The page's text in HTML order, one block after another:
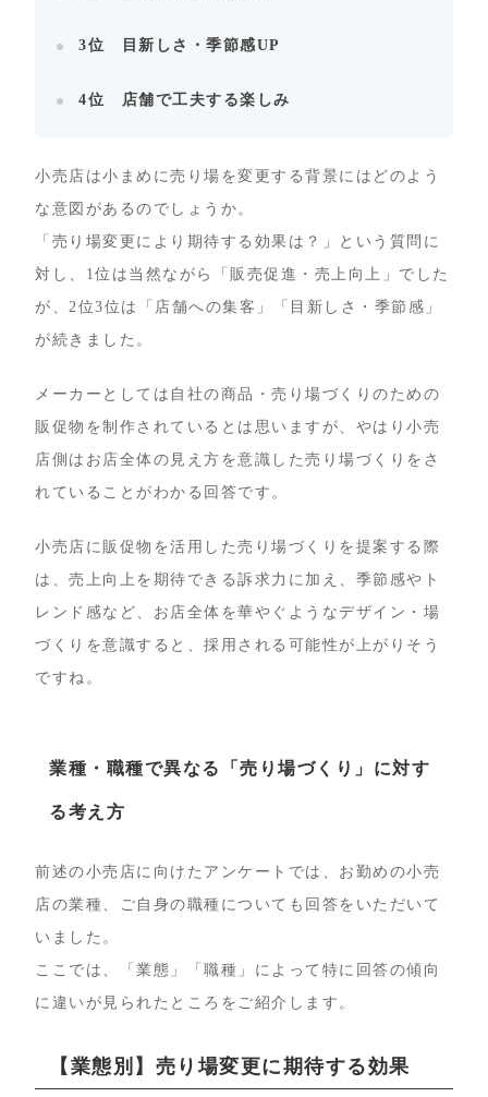
3位 目新しさ・季節感UP
4位 店舗で工夫する楽しみ
小売店は小まめに売り場を変更する背景にはどのよう
な意図があるのでしょうか。
「売り場変更により期待する効果は？」という質問に
対し、1位は当然ながら「販売促進・売上向上」でした
が、2位3位は「店舗への集客」「目新しさ・季節感」
が続きました。
メーカーとしては自社の商品・売り場づくりのための
販促物を制作されているとは思いますが、やはり小売
店側はお店全体の見え方を意識した売り場づくりをさ
れていることがわかる回答です。
小売店に販促物を活用した売り場づくりを提案する際
は、売上向上を期待できる訴求力に加え、季節感やト
レンド感など、お店全体を華やぐようなデザイン・場
づくりを意識すると、採用される可能性が上がりそう
ですね。
業種・職種で異なる「売り場づくり」に対す
る考え方
前述の小売店に向けたアンケートでは、お勤めの小売
店の業種、ご自身の職種についても回答をいただいて
いました。
ここでは、「業態」「職種」によって特に回答の傾向
に違いが見られたところをご紹介します。
【業態別】売り場変更に期待する効果